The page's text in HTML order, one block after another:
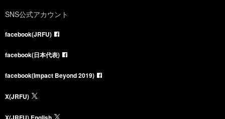
SNS公式アカウント
facebook(JRFU)
facebook(日本代表)
facebook(Impact Beyond 2019)
X(JRFU)